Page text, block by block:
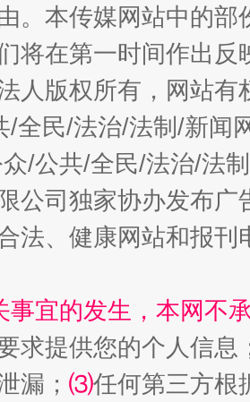
。本传媒网站中的
将在第一时间作出
人版权所有，网站
/全民/法治/法制/新闻
/公共/全民/法治/法
限公司独家协办发布
法、健康网站和报
事宜的发生，本网不
求提供您的个人信息
漏； ⑶任何第三方根